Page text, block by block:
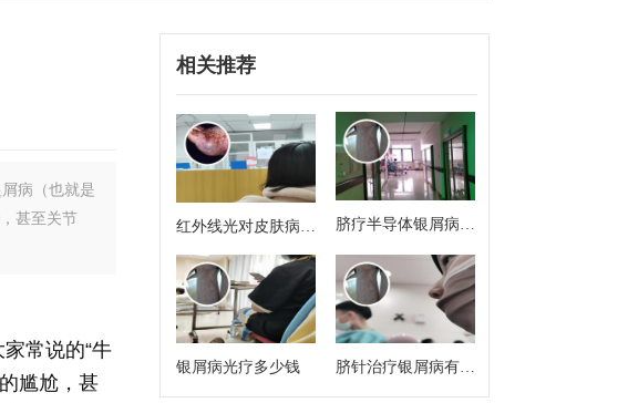
病（也就是
甚至关节
常说的“牛
尴尬，甚
相关推荐
红外线光对皮肤病有
治疗作用吗
脐疗半导体银屑病治
银屑病光疗多少钱
脐针治疗银屑病有用
吗